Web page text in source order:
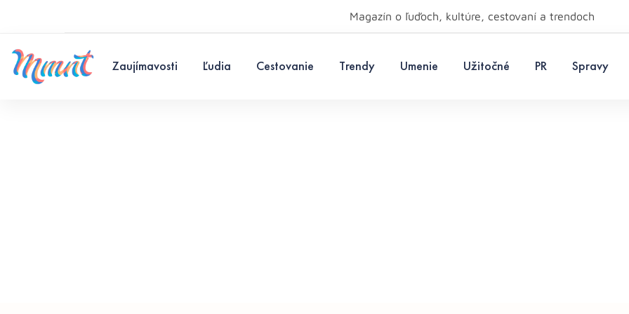
Magazín o ľuďoch, kultúre, cestovaní a trendoch
Zaujímavosti Ľudia Cestovanie Trendy Umenie Užitočné PR Spravy